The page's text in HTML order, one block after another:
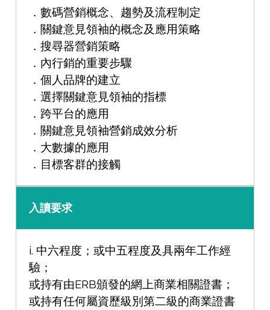
．數碼營銷概念、趨勢及流程制定
．關鍵意見領袖的概念及應用策略
．搜尋器營銷策略
．內行銷的重要步驟
．個人品牌的建立
．選擇關鍵意見領袖的指標
．跨平台的應用
．關鍵意見領袖營銷成效分析
．大數據的應用
．目標客群的接觸
入讀要求
i. 中六程度；或中五程度及具兩年工作經
驗；
或持有由ERB頒發的網上商業相關證書；
或持有任何屬資歷級別第二級的商業證書